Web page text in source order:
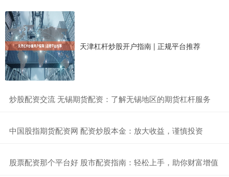
天津杠杆炒股开户指南 | 正规平台推荐
​炒股配资交流 无锡期货配资：了解无锡地区的期货杠杆服务
​中国股指期货配资网 配资炒股本金：放大收益，谨慎投资
​股票配资那个平台好 股市配资指南：轻松上手，助你财富增值